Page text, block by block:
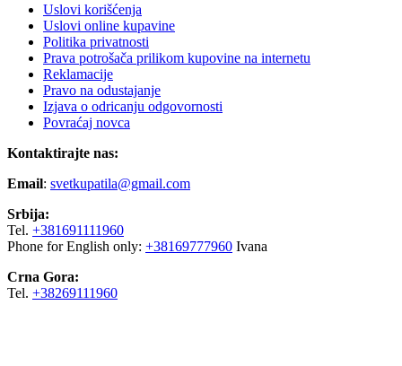
Uslovi korišćenja
Uslovi online kupavine
Politika privatnosti
Prava potrošača prilikom kupovine na internetu
Reklamacije
Pravo na odustajanje
Izjava o odricanju odgovornosti
Povraćaj novca
Kontaktirajte nas:
Email: svetkupatila@gmail.com
Srbija:
Tel. +381691111960
Phone for English only: +38169777960 Ivana
Crna Gora:
Tel. +38269111960